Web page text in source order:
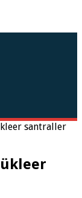
santraller